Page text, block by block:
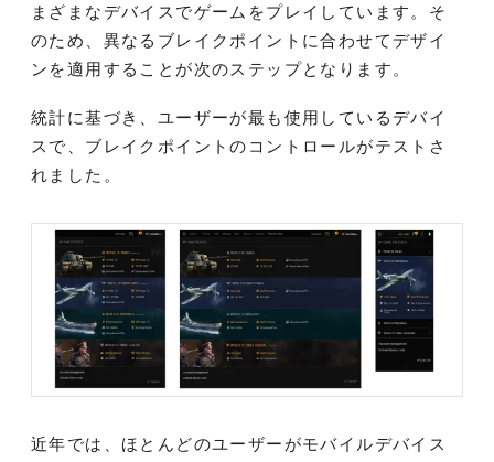
まざまなデバイスでゲームをプレイしています。そ
のため、異なるブレイクポイントに合わせてデザイ
ンを適用することが次のステップとなります。
統計に基づき、ユーザーが最も使用しているデバイ
スで、ブレイクポイントのコントロールがテストさ
れました。
近年では、ほとんどのユーザーがモバイルデバイス